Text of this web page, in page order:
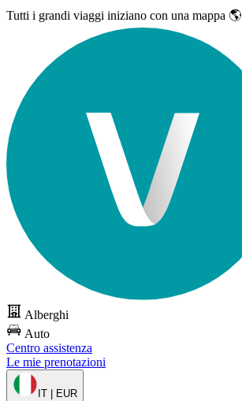
Tutti i grandi viaggi iniziano con una mappa 🌎
Alberghi
Auto
Centro assistenza
Le mie prenotazioni
IT | EUR